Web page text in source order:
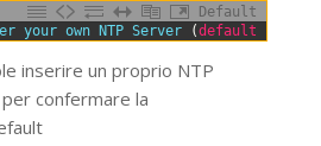
Default
your own NTP Server (default
inserire un proprio NTP
per confermare la